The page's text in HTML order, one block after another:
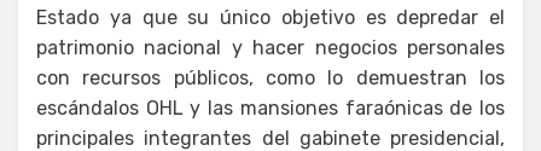
Estado ya que su único objetivo es depredar el
patrimonio nacional y hacer negocios personales
con recursos públicos, como lo demuestran los
escándalos OHL y las mansiones faraónicas de los
principales integrantes del gabinete presidencial,